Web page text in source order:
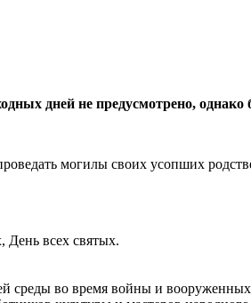
дней не предусмотрено,
могилы своих усопших
День всех святых.
среды во время войны и